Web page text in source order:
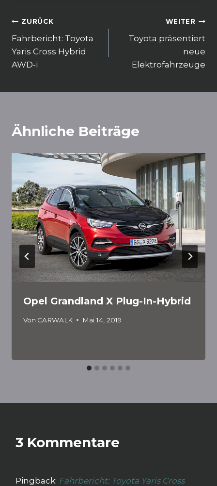
Beitragsnavigation
ZURÜCK
Fahrbericht: Toyota
Yaris Cross Hybrid
AWD-i
WEITER
Toyota präsentiert
neue
Elektrofahrzeuge
Ähnliche Beiträge
Opel Grandland X Plug-In-Hybrid
Von CARWALK Mai 14, 2019
3 Kommentare
Pingback: Fahrbericht: Toyota Yaris Cross